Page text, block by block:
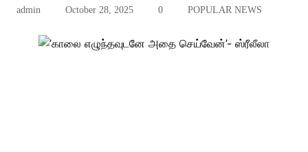
admin October 28, 2025 0 POPULAR NEWS